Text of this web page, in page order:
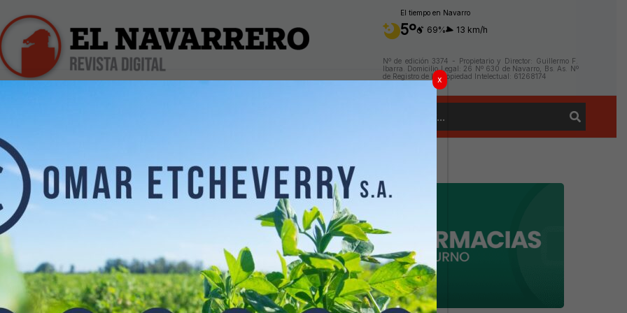
El tiempo en Navarro
5º 69% 13 km/h
Nº de edición 3374 - Propietario y Director: Guillermo F.
Ibarra. Domicilio Legal: 26 Nº 630 de Navarro, Bs. As. Nº
de Registro de la Propiedad Intelectual: 61268174
x